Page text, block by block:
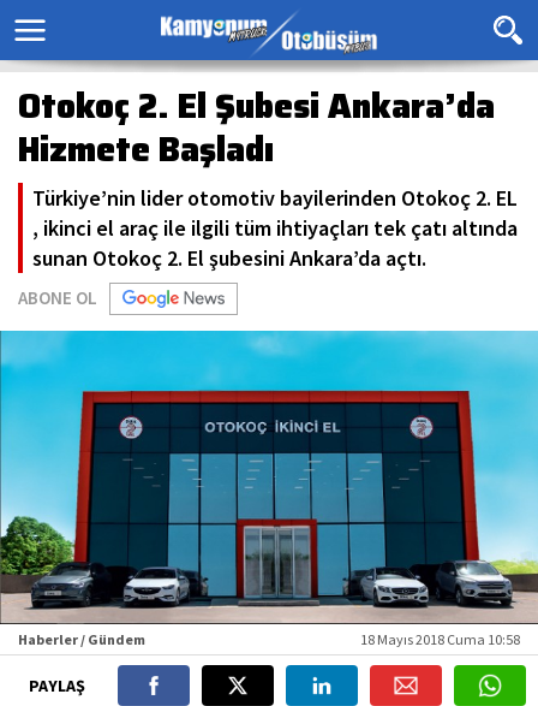
Otokoç 2. El Şubesi Ankara’da
Hizmete Başladı
Türkiye’nin lider otomotiv bayilerinden Otokoç 2. EL
, ikinci el araç ile ilgili tüm ihtiyaçları tek çatı altında
sunan Otokoç 2. El şubesini Ankara’da açtı.
ABONE OL
Haberler / Gündem 18 Mayıs 2018 Cuma 10:58
PAYLAŞ